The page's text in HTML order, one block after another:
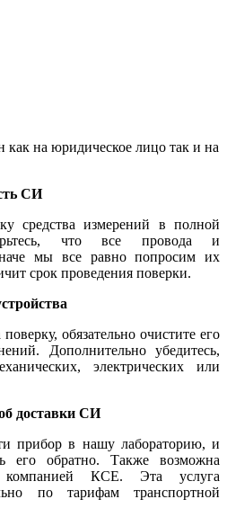
как на юридическое лицо так и на
СИ
средства измерений в полной
что все провода и
мы все равно попросим их
срок проведения поверки.
обязательно очистите его
Дополнительно убедитесь,
электрических или
доставки СИ
прибор в нашу лабораторию, и
его обратно. Также возможна
компанией КСЕ. Эта услуга
по тарифам транспортной